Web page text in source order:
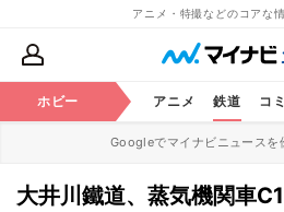
アニメ・特撮などのコアな
ホビー アニメ 鉄道 コ
Googleでマイナビニュースを
大井川鐵道、蒸気機関車